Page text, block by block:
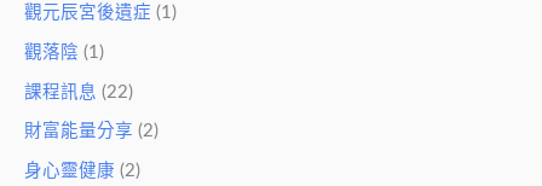
觀元辰宮後遺症 (1)
觀落陰 (1)
課程訊息 (22)
財富能量分享 (2)
身心靈健康 (2)